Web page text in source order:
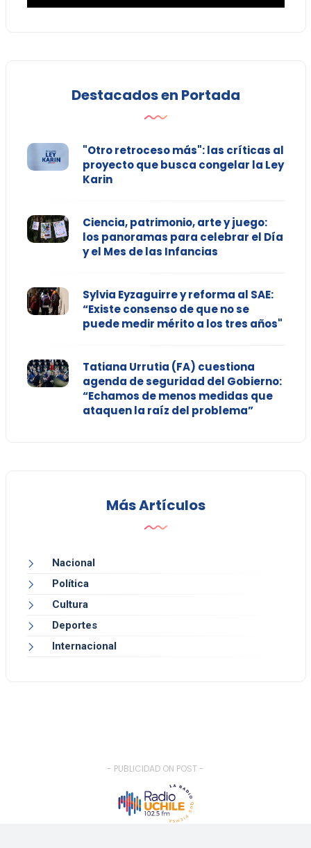
Destacados en Portada
"Otro retroceso más": las críticas al
proyecto que busca congelar la Ley
Karin
Ciencia, patrimonio, arte y juego:
los panoramas para celebrar el Día
y el Mes de las Infancias
Sylvia Eyzaguirre y reforma al SAE:
“Existe consenso de que no se
puede medir mérito a los tres años"
Tatiana Urrutia (FA) cuestiona
agenda de seguridad del Gobierno:
“Echamos de menos medidas que
ataquen la raíz del problema”
Más Artículos
Nacional
Política
Cultura
Deportes
Internacional
- PUBLICIDAD ON POST -